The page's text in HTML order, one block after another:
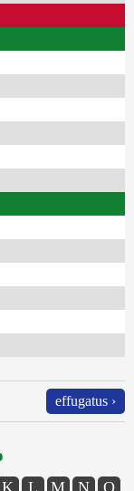
effugatus ›
K L M N
O